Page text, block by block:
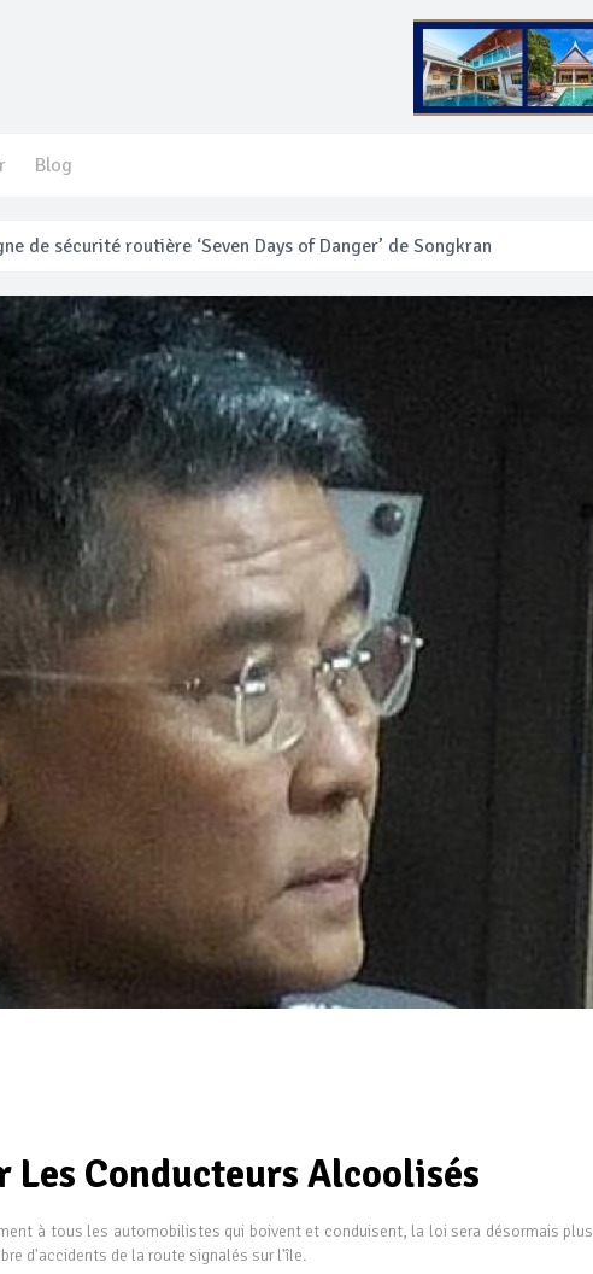
Blog
de sécurité routière ‘Seven Days of Danger’ de Songkran
français blessé en se faisant arracher son collier en or
Peranakan Festival
Eye’ assurera la sécurité pendant Songkran
augmente les prix des bateaux vers Koh Phi Phi et des excursions en mer
Les Conducteurs Alcoolisés
à tous les automobilistes qui boivent et conduisent, la loi sera désormais plus
d'accidents de la route signalés sur l'île.